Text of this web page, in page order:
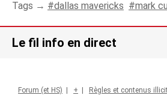
Tags → dallas mavericks mark
Le fil info en direct
Forum (et HS) + Règles et contenus